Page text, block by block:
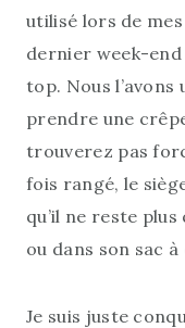
utilisé lors de
dernier week-end
top. Nous
prendre une
trouverez pas
fois rangé, le
qu’il ne reste
ou dans son sac à
Je suis juste